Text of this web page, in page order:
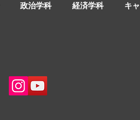
政治学科 経済学科 キ